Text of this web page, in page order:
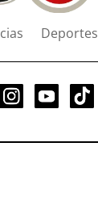
Deportes